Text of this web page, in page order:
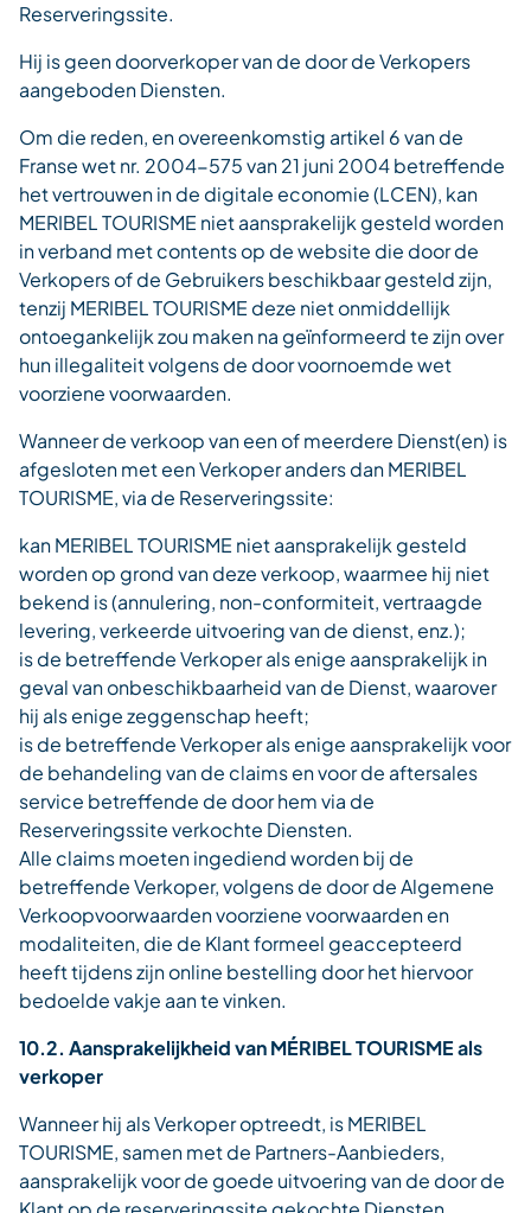
Reserveringssite.
Hij is geen doorverkoper van de door de Verkopers
aangeboden Diensten.
Om die reden, en overeenkomstig artikel 6 van de
Franse wet nr. 2004-575 van 21 juni 2004 betreffende
het vertrouwen in de digitale economie (LCEN), kan
MERIBEL TOURISME niet aansprakelijk gesteld worden
in verband met contents op de website die door de
Verkopers of de Gebruikers beschikbaar gesteld zijn,
tenzij MERIBEL TOURISME deze niet onmiddellijk
ontoegankelijk zou maken na geïnformeerd te zijn over
hun illegaliteit volgens de door voornoemde wet
voorziene voorwaarden.
Wanneer de verkoop van een of meerdere Dienst(en) is
afgesloten met een Verkoper anders dan MERIBEL
TOURISME, via de Reserveringssite:
kan MERIBEL TOURISME niet aansprakelijk gesteld
worden op grond van deze verkoop, waarmee hij niet
bekend is (annulering, non-conformiteit, vertraagde
levering, verkeerde uitvoering van de dienst, enz.);
is de betreffende Verkoper als enige aansprakelijk in
geval van onbeschikbaarheid van de Dienst, waarover
hij als enige zeggenschap heeft;
is de betreffende Verkoper als enige aansprakelijk voor
de behandeling van de claims en voor de aftersales
service betreffende de door hem via de
Reserveringssite verkochte Diensten.
Alle claims moeten ingediend worden bij de
betreffende Verkoper, volgens de door de Algemene
Verkoopvoorwaarden voorziene voorwaarden en
modaliteiten, die de Klant formeel geaccepteerd
heeft tijdens zijn online bestelling door het hiervoor
bedoelde vakje aan te vinken.
10.2. Aansprakelijkheid van MÉRIBEL TOURISME als
verkoper
Wanneer hij als Verkoper optreedt, is MERIBEL
TOURISME, samen met de Partners-Aanbieders,
aansprakelijk voor de goede uitvoering van de door de